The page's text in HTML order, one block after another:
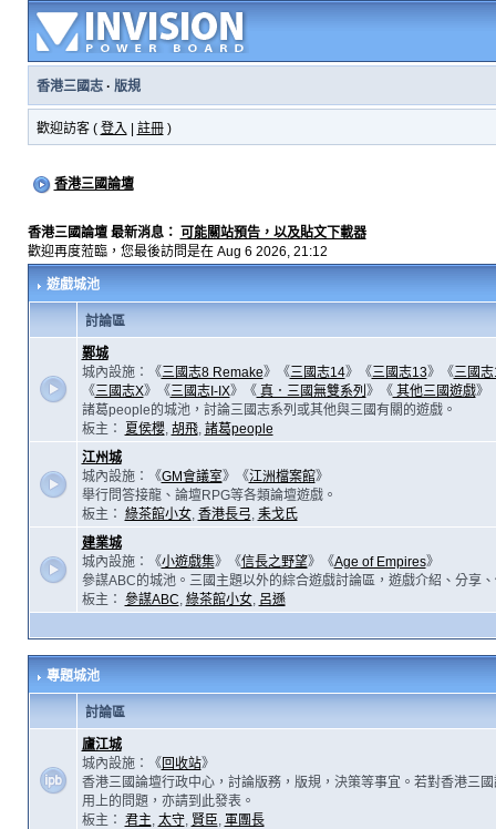
香港三國志· 版規
歡迎訪客 ( 登入 註冊)
香港三國論壇
香港三國論壇 最新消息： 可能關站預告，以及貼文下載器
歡迎再度蒞臨，您最後訪問是在 Aug 6 2026, 21:12
遊戲城池
討論區
鄴城
城內設施：《三國志8 Remake》《三國志14》《三國志13》《三國
《三國志X》《三國志I-IX》《真．三國無雙系列 》《其他三國遊戲》
諸葛people的城池，討論三國志系列或其他與三國有關的遊戲。
板主：
夏侯櫻, 胡飛, 諸葛people
江州城
城內設施：《GM會議室》《江洲檔案館》
舉行問答接龍、論壇RPG等各類論壇遊戲。
板主： 綠茶館小女, 香港長弓, 耒戈氏
建業城
城內設施：《小遊戲集》《信長之野望》《Age of Empires》
參謀ABC的城池。三國主題以外的綜合遊戲討論區，遊戲介紹、分享
板主： 參謀ABC, 綠茶館小女, 呂遜
專題城池
討論區
廬江城
城內設施：《回收站》
香港三國論壇行政中心，討論版務，版規，決策等事宜。若對香港三
用上的問題，亦請到此發表。
板主： 君主, 太守, 賢臣, 軍團長